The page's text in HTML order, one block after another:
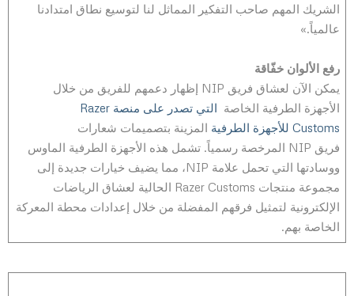
الشريك المهم صاحب التفكير المماثل لنا لتوسيع نطاق امتدادنا
عالمياً.»
رفع الألوان خفّاقة
يمكن الآن لعشاق فريق NIP إظهار دعمهم للفريق من خلال
الأجهزة الطرفية الخاصة
التي تصدر على منصة Razer
Customs للأجهزة الطرفية
المزينة بتصميمات شعارات
فريق NIP المرخصة رسمياً. تشمل هذه الأجهزة الطرفية الماوس
ووسادتها التي تحمل علامة NIP، مما يضيف خيارات جديدة إلى
مجموعة منتجات Razer Customs الحالية لعشاق الرياضات
الإلكترونية لتمثيل فرقهم المفضلة من خلال إعدادات محطة المعركة
الخاصة بهم.